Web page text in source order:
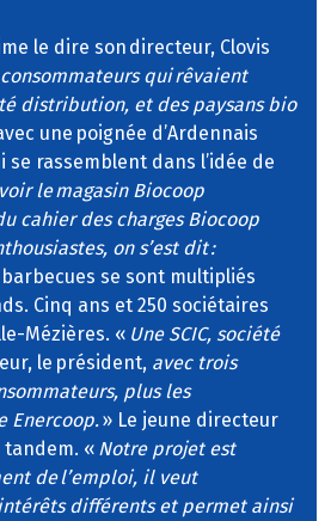
le dire son directeur, Clovis
consommateurs qui rêvaient
distribution, et des paysans bio
une poignée d’Ardennais
rassemblent dans l’idée de
le magasin Biocoop
cahier des charges Biocoop
on s’est dit :
se sont multipliés
Cinq ans et 250 sociétaires
Mézières. « Une SCIC, société
le président, avec trois
plus les
Enercoop.» Le jeune directeur
« Notre projet est
de l’emploi, il veut
différents et permet ainsi